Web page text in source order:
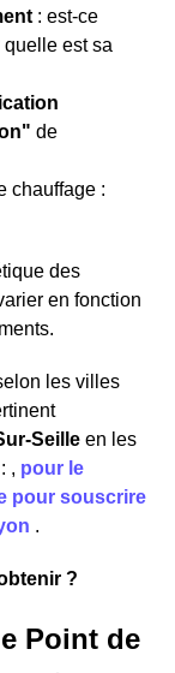
: est-ce
est sa
de
chauffage :
des
en fonction
les villes
Seille en les
: , pour le
pour souscrire
.
?